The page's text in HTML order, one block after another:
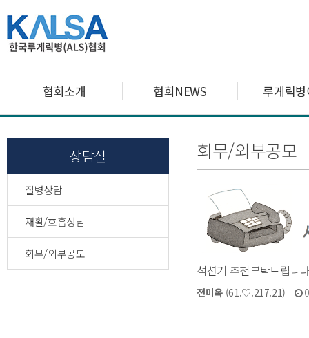
협회소개 협회NEWS 루게릭
상담실
질병상담
재활/호흡상담
회무/외부공모
회무/외부공모
석션기 추천부탁드립니
전미옥(61.♡.217.21)